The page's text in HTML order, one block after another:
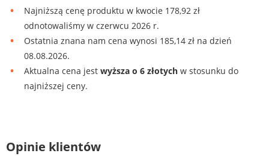
Najniższą cenę produktu w kwocie 178,92 zł
odnotowaliśmy w czerwcu 2026 r.
Ostatnia znana nam cena wynosi 185,14 zł na dzień
08.08.2026.
Aktualna cena jest wyższa o 6 złotych w stosunku do
najniższej ceny.
Opinie klientów